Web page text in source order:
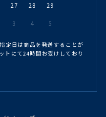
27 28 29
3 4 5
定日は商品を発送することが
トにて24時間お受けしており